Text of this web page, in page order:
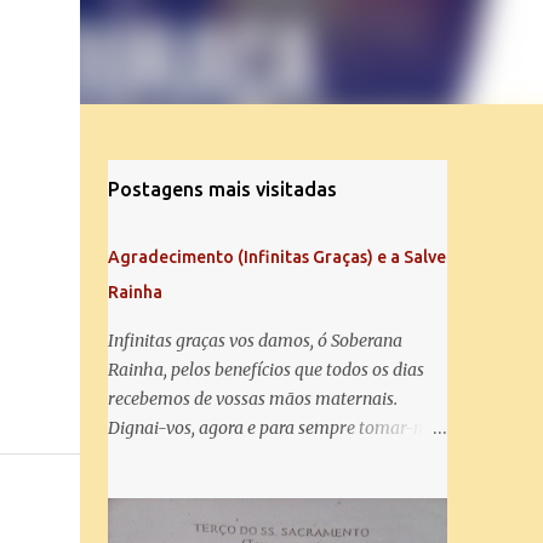
Postagens mais visitadas
Agradecimento (Infinitas Graças) e a Salve
Rainha
Infinitas graças vos damos, ó Soberana
Rainha, pelos benefícios que todos os dias
recebemos de vossas mãos maternais.
Dignai-vos, agora e para sempre tomar-nos
Salve Rainha: Salve Rainha , Mãe de